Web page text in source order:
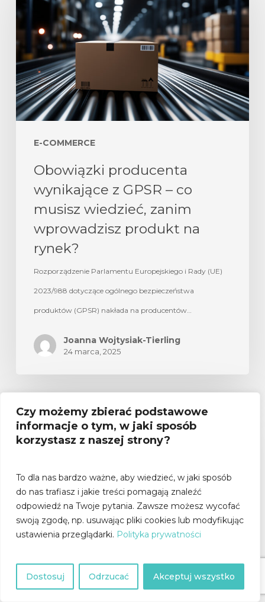
Czy możemy zbierać podstawowe
informacje o tym, w jaki sposób
korzystasz z naszej strony?
To dla nas bardzo ważne, aby wiedzieć, w jaki sposób
do nas trafiasz i jakie treści pomagają znaleźć
odpowiedź na Twoje pytania. Zawsze możesz wycofać
swoją zgodę, np. usuwając pliki cookies lub modyfikując
ustawienia przeglądarki. Polityka prywatności
Dostosuj Odrzucać Akceptuj wszystko
E-COMMERCE
Obowiązki producenta
wynikające z GPSR – co
musisz wiedzieć, zanim
wprowadzisz produkt na
rynek?
Rozporządzenie Parlamentu Europejskiego i Rady (UE)
2023/988 dotyczące ogólnego bezpieczeństwa
produktów (GPSR) nakłada na producentów…
Joanna Wojtysiak-Tierling
24 marca, 2025
E-COMMERCE